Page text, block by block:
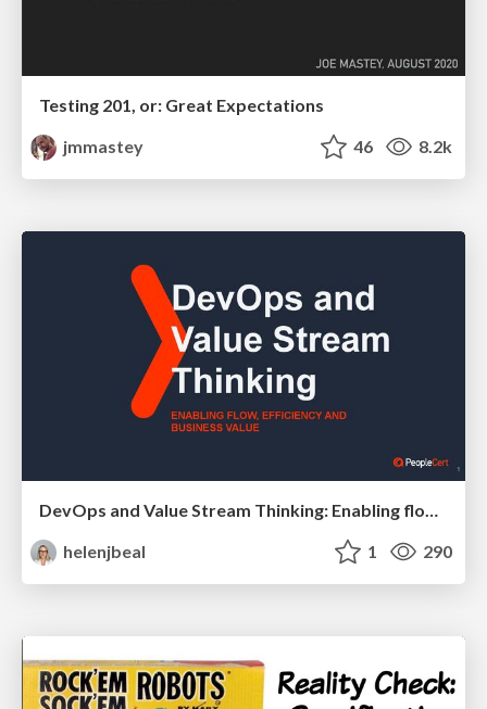
Testing 201, or: Great Expectations
jmmastey
46 8.2k
DevOps and Value Stream Thinking: Enabling flow, efficiency and business value
helenjbeal
1 290